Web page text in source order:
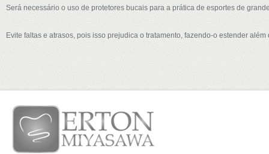
Será necessário o uso de protetores bucais para a prática de esportes de
Evite faltas e atrasos, pois isso prejudica o tratamento, fazendo-o estender além